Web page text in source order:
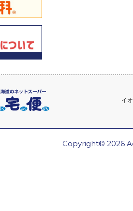
イ
Copyright© 2026